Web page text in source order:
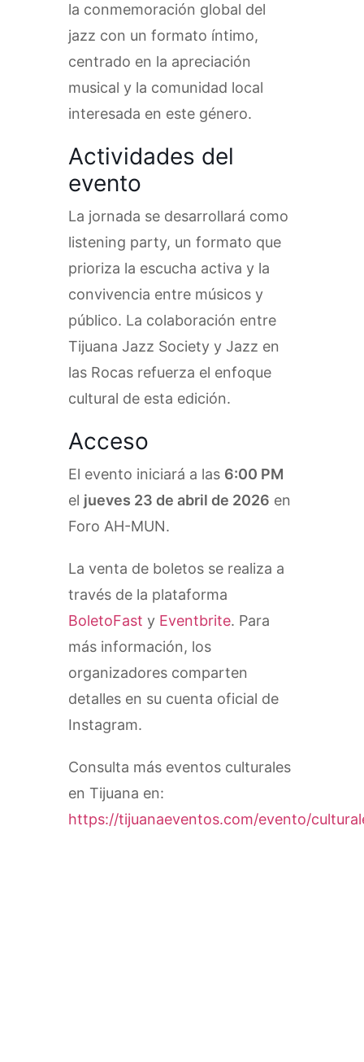
la conmemoración global del
jazz con un formato íntimo,
centrado en la apreciación
musical y la comunidad local
interesada en este género.
Actividades del
evento
La jornada se desarrollará como
listening party, un formato que
prioriza la escucha activa y la
convivencia entre músicos y
público. La colaboración entre
Tijuana Jazz Society y Jazz en
las Rocas refuerza el enfoque
cultural de esta edición.
Acceso
El evento iniciará a las 6:00 PM
el jueves 23 de abril de 2026 en
Foro AH-MUN.
La venta de boletos se realiza a
través de la plataforma
BoletoFast y Eventbrite. Para
más información, los
organizadores comparten
detalles en su cuenta oficial de
Instagram.
Consulta más eventos culturales
en Tijuana en:
https://tijuanaeventos.com/evento/